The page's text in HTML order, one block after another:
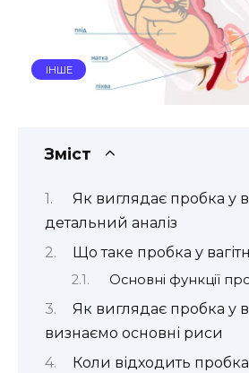
ІНШЕ
Зміст
Як виглядає пробка у
детальний аналіз
Що таке пробка у
Основні функції
Як виглядає пробка у
визнаємо основні риси
Коли відходить пробка